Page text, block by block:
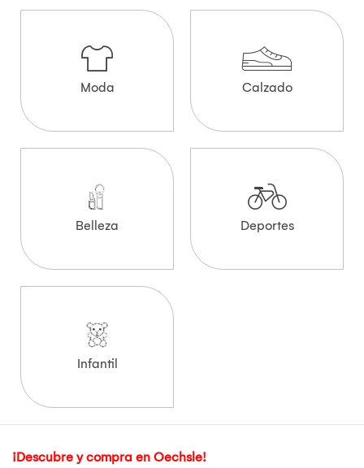
Moda Calzado
Belleza Deportes
Infantil
¡Descubre y compra en Oechsle!